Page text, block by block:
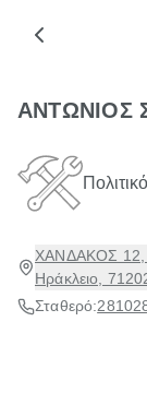
ΑΝΤΩΝΙΟΣ
ΧΑΝΔΑΚΟΣ 12,
Ηράκλειο,
Σταθερό: